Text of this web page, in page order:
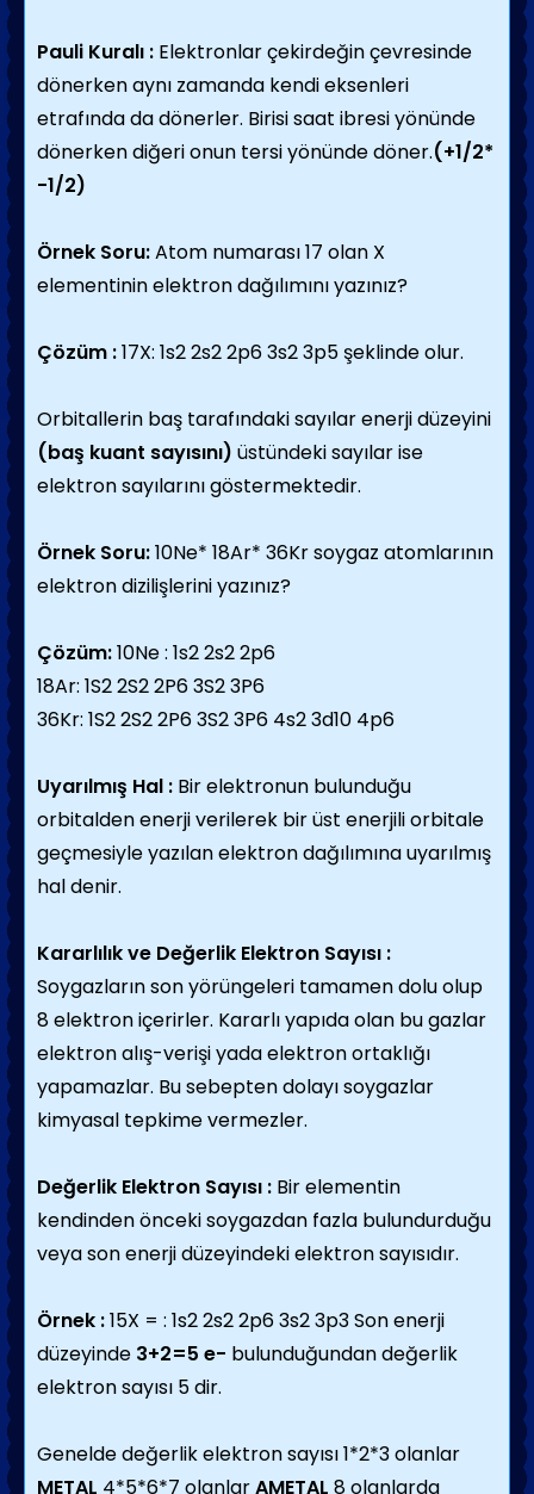
Pauli Kuralı : Elektronlar çekirdeğin çevresinde
dönerken aynı zamanda kendi eksenleri
etrafında da dönerler. Birisi saat ibresi yönünde
dönerken diğeri onun tersi yönünde döner.(+1/2*
-1/2)
Örnek Soru:Atom numarası 17 olan X
elementinin elektron dağılımını yazınız?
Çözüm :17X: 1s2 2s2 2p6 3s2 3p5 şeklinde olur.
Orbitallerin baş tarafındaki sayılar enerji düzeyini
(baş kuant sayısını) üstündeki sayılar ise
elektron sayılarını göstermektedir.
Örnek Soru:10Ne* 18Ar* 36Kr soygaz atomlarının
elektron dizilişlerini yazınız?
Çözüm:10Ne : 1s2 2s2 2p6
18Ar: 1S2 2S2 2P6 3S2 3P6
36Kr: 1S2 2S2 2P6 3S2 3P6 4s2 3d10 4p6
Uyarılmış Hal : Bir elektronun bulunduğu
orbitalden enerji verilerek bir üst enerjili orbitale
geçmesiyle yazılan elektron dağılımına uyarılmış
hal denir.
Kararlılık ve Değerlik Elektron Sayısı :
Soygazların son yörüngeleri tamamen dolu olup
8 elektron içerirler. Kararlı yapıda olan bu gazlar
elektron alış-verişi yada elektron ortaklığı
yapamazlar. Bu sebepten dolayı soygazlar
kimyasal tepkime vermezler.
Değerlik Elektron Sayısı : Bir elementin
kendinden önceki soygazdan fazla bulundurduğu
veya son enerji düzeyindeki elektron sayısıdır.
Örnek :15X = : 1s2 2s2 2p6 3s2 3p3 Son enerji
düzeyinde 3+2=5 e- bulunduğundan değerlik
elektron sayısı 5 dir.
Genelde değerlik elektron sayısı 1*2*3 olanlar
METAL 4*5*6*7 olanlarAMETAL 8 olanlarda